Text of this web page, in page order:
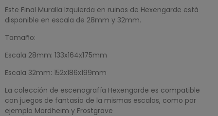
Este Final Muralla Izquierda en ruinas de Hexengarde está
disponible en escala de 28mm y 32mm.
Tamaño:
Escala 28mm: 133x164x175mm
Escala 32mm: 152x186x199mm
La colección de escenografía Hexengarde es compatible
con juegos de fantasía de la mismas escalas, como por
ejemplo Mordheim y Frostgrave